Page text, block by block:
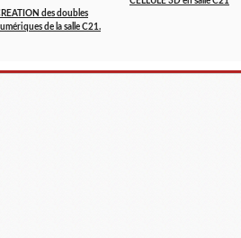
des doubles
de la salle C21.